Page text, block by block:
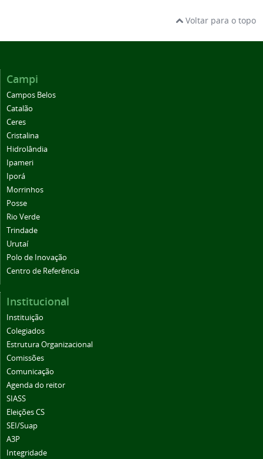
Voltar para o topo
Campi
Campos Belos
Catalão
Ceres
Cristalina
Hidrolândia
Ipameri
Iporá
Morrinhos
Posse
Rio Verde
Trindade
Urutaí
Polo de Inovação
Centro de Referência
Institucional
Instituição
Colegiados
Estrutura Organizacional
Comissões
Comunicação
Agenda do reitor
SIASS
Eleições CS
SEI/Suap
A3P
Integridade